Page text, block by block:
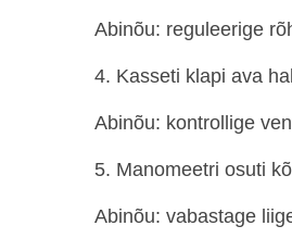
Abinõu: reguleerige
4. Kasseti klapi ava
Abinõu: kontrollige
5. Manomeetri osuti
Abinõu: vabastage